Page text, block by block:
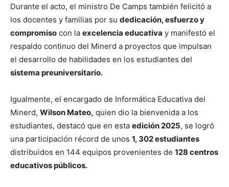
Durante el acto, el ministro De Camps también felicitó a
los docentes y familias por su dedicación, esfuerzo y
compromiso con la excelencia educativa y manifestó el
respaldo continuo del Minerd a proyectos que impulsan
el desarrollo de habilidades en los estudiantes del
sistema preuniversitario.
Igualmente, el encargado de Informática Educativa del
Minerd, Wilson Mateo, quien dio la bienvenida a los
estudiantes, destacó que en esta edición 2025, se logró
una participación récord de unos 1, 302 estudiantes
distribuidos en 144 equipos provenientes de 128 centros
educativos públicos.